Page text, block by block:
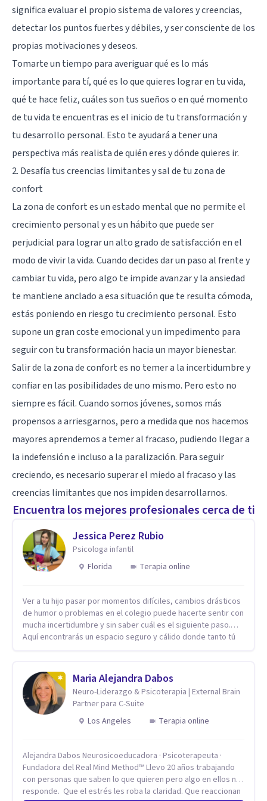
significa evaluar el propio sistema de valores y creencias,
detectar los puntos fuertes y débiles, y serconsciente de los
propias motivaciones y deseos.
Tomarte un tiempo para averiguar qué es lo más
importante para tí, qué es lo que quieres lograr en tu vida,
qué te hace feliz, cuáles son tus sueños o en qué momento
de tu vida te encuentras es el inicio de tu transformación y
tu desarrollo personal. Esto te ayudará a tener una
perspectiva más realista de quién eres y dónde quieres ir.
2. Desafía tus creencias limitantes y sal de tu zona de
confort
La zona de confortes un estado mental que no permite el
crecimiento personal y es un hábito que puede ser
perjudicial para lograr un alto grado de satisfacción en el
modo de vivir la vida. Cuando decides dar un paso al frente y
cambiar tu vida, pero algo te impide avanzar y laansiedad
te mantiene anclado a esa situación que te resulta cómoda,
estás poniendo en riesgo tu crecimiento personal. Esto
supone un gran coste emocional y un impedimento para
seguir con tu transformación hacia un mayor bienestar.
Salir de la zona de confort es no temer a la incertidumbre y
confiar en las posibilidades de uno mismo. Pero esto no
siempre es fácil. Cuando somos jóvenes, somos más
propensos a arriesgarnos, pero a medida que nos hacemos
mayores aprendemos a temer al fracaso, pudiendo llegar a
la indefensióne incluso a la paralización. Para seguir
creciendo, es necesario superar el miedo al fracaso y las
creencias limitantes que nos impiden desarrollarnos.
Encuentra los mejores profesionales cerca de ti
Jessica Perez Rubio
Psicologa infantil
Florida
Terapia online
Ver a tu hijo pasar por momentos difíciles, cambios drásticos
de humor o problemas en el colegio puede hacerte sentir con
mucha incertidumbre y sin saber cuál es el siguiente paso.
Aquí encontrarás un espacio seguro y cálido donde tanto tú
casa. Me especializo en guiar a familias a través de
herramientas prácticas y dinámicas adaptadas a la edad de
cada menor, dejando de lado las etiquetas y los tecnicismos.
Mi forma de trabajar se centra en entender las emociones
que hay detrás del comportamiento, ayudándoles a
niños y adolescentes que están lidiando con la ansiedad, la
timidez, la rebeldía o dificultades escolares, así como a
padres que buscan orientación y pautas claras para educar
sin perder la paciencia ni el control. Si estás listo para dar el
Maria Alejandra Dabos
Neuro-Liderazgo & Psicoterapia | External Brain
Partner para C-Suite
Los Angeles
Terapia online
Alejandra Dabos Neurosicoeducadora · Psicoterapeuta ·
Fundadora del Real Mind Method™ Llevo 20 años trabajando
con personas que saben lo que quieren pero algo en ellos no
responde. Que el estrés les roba la claridad. Que reaccionan